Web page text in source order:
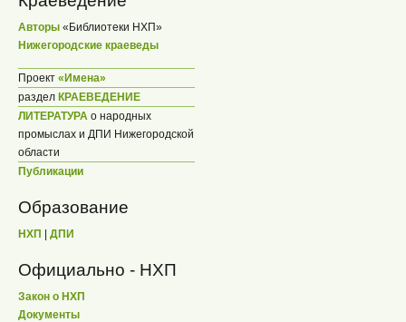
Авторы «Библиотеки НХП»
Нижегородские краеведы
Проект «Имена»
раздел КРАЕВЕДЕНИЕ
ЛИТЕРАТУРА о народных
промыслах и ДПИ Нижегородской
области
Публикации
Образование
НХП | ДПИ
Официально - НХП
Закон о НХП
Документы